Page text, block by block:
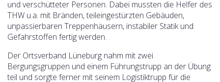
und verschütteter Personen. Dabei mussten die Helfer des
THW u.a. mit Bränden, teileingestürzten Gebäuden,
unpassierbaren Treppenhäusern, instabiler Statik und
Gefahrstoffen fertig werden.
Der Ortsverband Lüneburg nahm mit zwei
Bergungsgruppen und einem Führungstrupp an der Übung
teil und sorgte ferner mit seinem Logistiktrupp für die